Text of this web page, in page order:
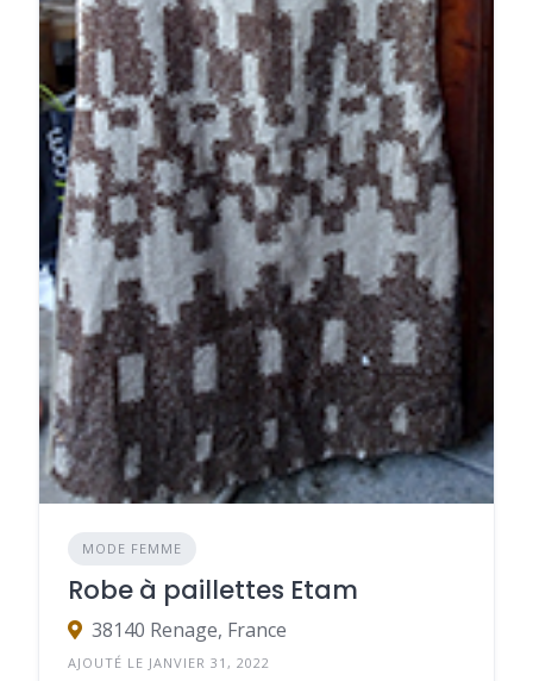
MODE FEMME
Robe à paillettes Etam
38140 Renage, France
AJOUTÉ LE JANVIER 31, 2022